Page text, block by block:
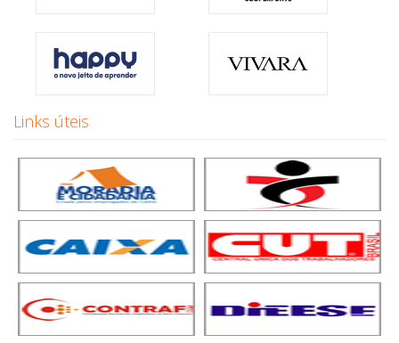
Links úteis